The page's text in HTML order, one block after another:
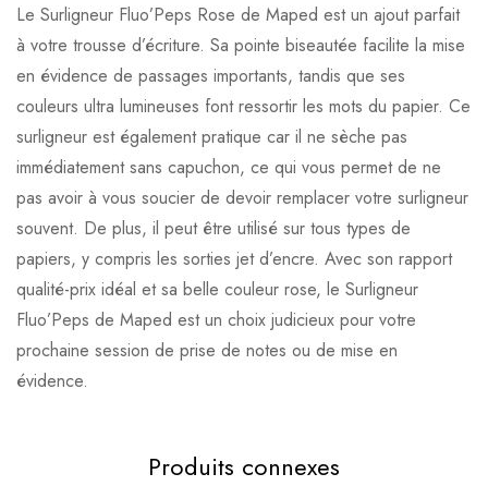
Le Surligneur Fluo’Peps Rose de Maped est un ajout parfait
à votre trousse d’écriture. Sa pointe biseautée facilite la mise
en évidence de passages importants, tandis que ses
couleurs ultra lumineuses font ressortir les mots du papier. Ce
surligneur est également pratique car il ne sèche pas
immédiatement sans capuchon, ce qui vous permet de ne
pas avoir à vous soucier de devoir remplacer votre surligneur
souvent. De plus, il peut être utilisé sur tous types de
papiers, y compris les sorties jet d’encre. Avec son rapport
qualité-prix idéal et sa belle couleur rose, le Surligneur
Fluo’Peps de Maped est un choix judicieux pour votre
prochaine session de prise de notes ou de mise en
évidence.
Produits connexes